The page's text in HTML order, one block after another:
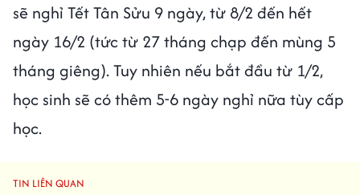
sẽ nghỉ Tết Tân Sửu 9 ngày, từ 8/2 đến hết
ngày 16/2 (tức từ 27 tháng chạp đến mùng 5
tháng giêng). Tuy nhiên nếu bắt đầu từ 1/2,
học sinh sẽ có thêm 5-6 ngày nghỉ nữa tùy cấp
học.
TIN LIÊN QUAN